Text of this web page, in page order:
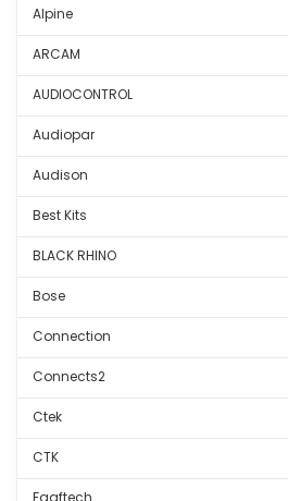
Alpine
ARCAM
AUDIOCONTROL
Audiopar
Audison
Best Kits
BLACK RHINO
Bose
Connection
Connects2
Ctek
CTK
Faaftech